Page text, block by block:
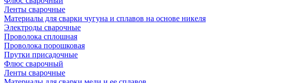
Ленты сварочные
Материалы для сварки чугуна и сплавов на основе никеля
Электроды сварочные
Проволока сплошная
Проволока порошковая
Прутки присадочные
Флюс сварочный
Ленты сварочные